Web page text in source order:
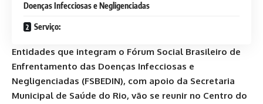
Doenças Infecciosas e Negligenciadas
Serviço:
Entidades que integram o Fórum Social Brasileiro de
Enfrentamento das Doenças Infecciosas e
Negligenciadas (FSBEDIN), com apoio da Secretaria
Municipal de Saúde do Rio, vão se reunir no Centro do